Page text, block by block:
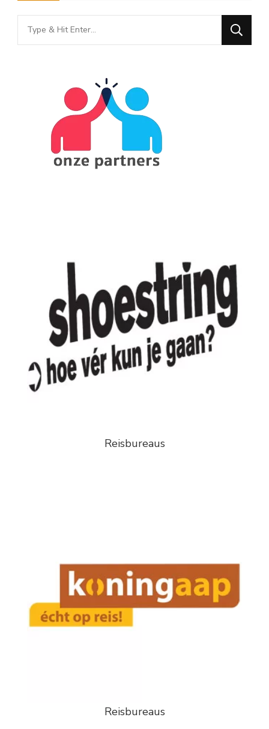
Looking
for
Reisbureaus
Reisbureaus